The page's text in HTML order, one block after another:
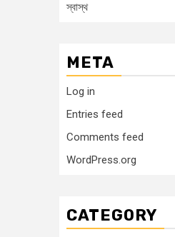
স্বাস্থ
META
Log in
Entries feed
Comments feed
WordPress.org
CATEGORY